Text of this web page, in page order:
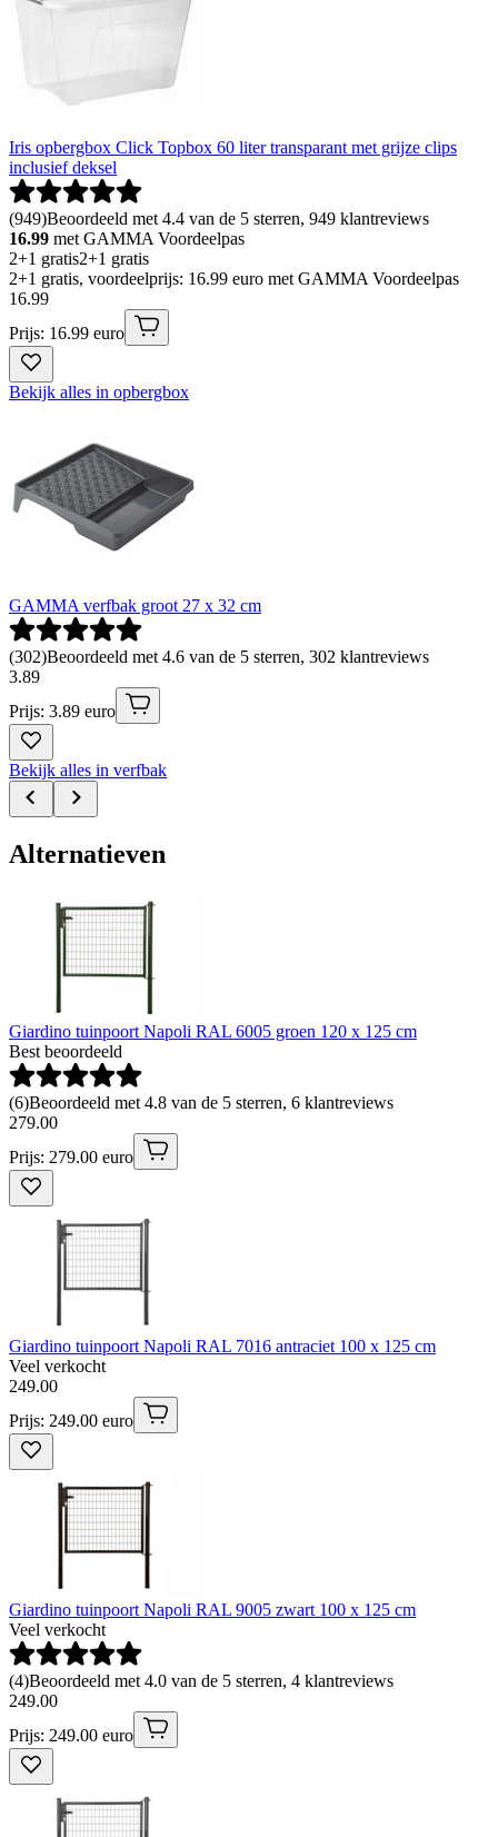
Iris opbergbox Click Topbox 60 liter transparant met grijze clips
inclusief deksel
(949)Beoordeeld met 4.4 van de 5 sterren, 949 klantreviews
16.99 met GAMMA Voordeelpas
2+1 gratis2+1 gratis
2+1 gratis, voordeelprijs: 16.99 euro met GAMMA Voordeelpas
16.99
Prijs: 16.99 euro
Bekijk alles in opbergbox
GAMMA verfbak groot 27 x 32 cm
(302)Beoordeeld met 4.6 van de 5 sterren, 302 klantreviews
3.89
Prijs: 3.89 euro
Bekijk alles in verfbak
Alternatieven
Giardino tuinpoort Napoli RAL 6005 groen 120 x 125 cm
Best beoordeeld
(6)Beoordeeld met 4.8 van de 5 sterren, 6 klantreviews
279.00
Prijs: 279.00 euro
Giardino tuinpoort Napoli RAL 7016 antraciet 100 x 125 cm
Veel verkocht
249.00
Prijs: 249.00 euro
Giardino tuinpoort Napoli RAL 9005 zwart 100 x 125 cm
Veel verkocht
(4)Beoordeeld met 4.0 van de 5 sterren, 4 klantreviews
249.00
Prijs: 249.00 euro